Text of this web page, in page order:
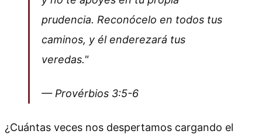
prudencia. Reconócelo en todos tus
caminos, y él enderezará tus
veredas."
— Provérbios 3:5-6
¿Cuántas veces nos despertamos cargando el